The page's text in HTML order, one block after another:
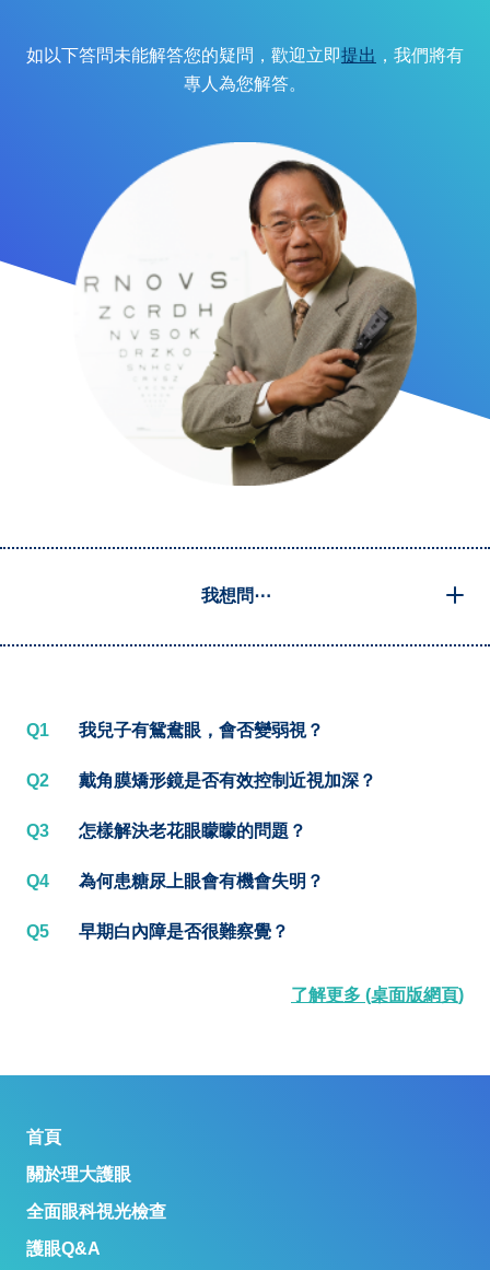
如以下答問未能解答您的疑問，歡迎立即提出 ，我們將有
專人為您解答。
我想問⋯
Q1 我兒子有鴛鴦眼，會否變弱視？
Q2 戴角膜矯形鏡是否有效控制近視加深？
Q3 怎樣解決老花眼矇矇的問題？
Q4 為何患糖尿上眼會有機會失明？
Q5 早期白內障是否很難察覺？
了解更多 (桌面版網頁)
首頁
關於理大護眼
全面眼科視光檢查
護眼Q&A